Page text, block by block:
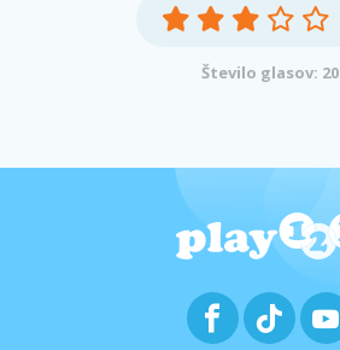
Število glasov: 20